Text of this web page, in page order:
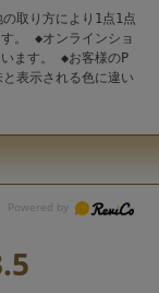
取り方により1点1点
。 ◆オンラインショ
ます。 ◆お客様のP
表示される色に違い